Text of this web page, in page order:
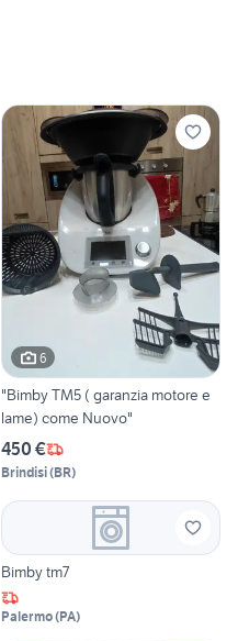
6
"Bimby TM5 ( garanzia motore e
lame) come Nuovo"
450 €
Brindisi(BR)
Bimby tm7
Palermo(PA)